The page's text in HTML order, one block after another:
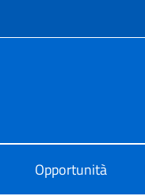
Opportunità